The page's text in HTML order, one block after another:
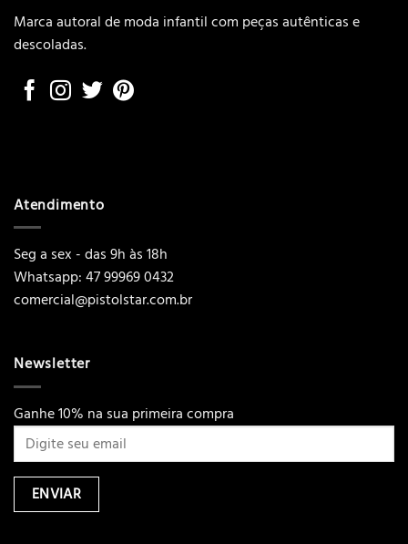
Marca autoral de moda infantil com peças autênticas e
descoladas.
Atendimento
Seg a sex - das 9h às 18h
Whatsapp: 47 99969 0432
comercial@pistolstar.com.br
Newsletter
Ganhe 10% na sua primeira compra